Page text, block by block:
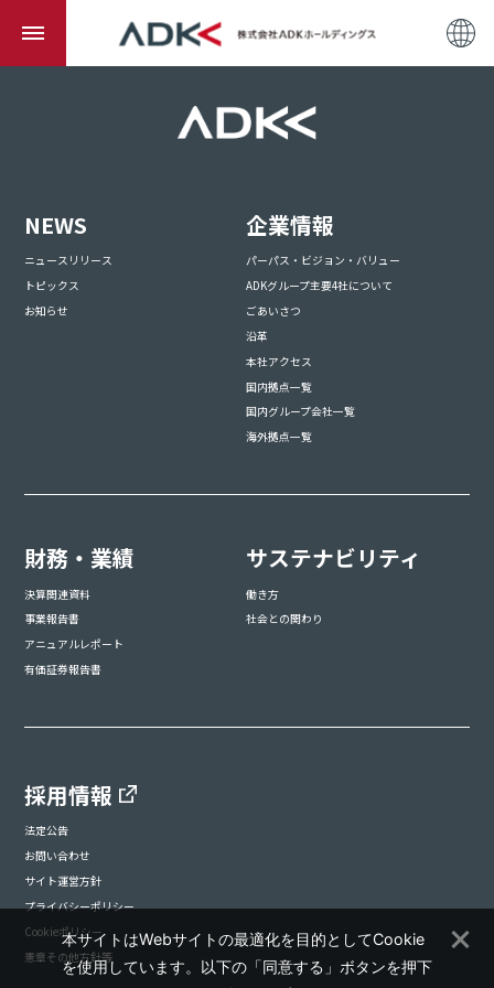
NEWS
ニュースリリース
トピックス
お知らせ
企業情報
パーパス・ビジョン・バリュー
ADKグループ主要4社について
ごあいさつ
沿革
本社アクセス
国内拠点一覧
国内グループ会社一覧
海外拠点一覧
財務・業績
決算関連資料
事業報告書
アニュアルレポート
有価証券報告書
サステナビリティ
働き方
社会との関わり
採用情報
法定公告
お問い合わせ
サイト運営方針
プライバシーポリシー
Cookieポリシー
憲章その他方針等
本サイトはWebサイトの最適化を目的としてCookie
を使用しています。以下の「同意する」ボタンを押下